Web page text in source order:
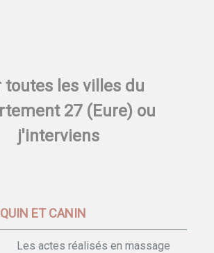
toutes les villes du
27 (Eure) ou
j'interviens
ET CANIN
Les actes réalisés en massage